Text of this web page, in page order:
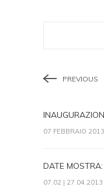
PREVIOUS
07 FEBBRAIO 2013
DATE MOSTRA:
07.02 | 27.04.2013